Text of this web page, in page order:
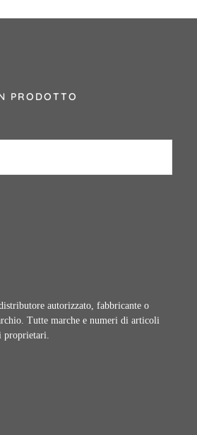
PRODOTTO
autorizzato, fabbricante o
Tutte marche e numeri di articoli
proprietari.